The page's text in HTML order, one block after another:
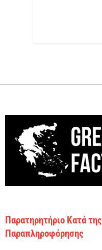
Παρατηρητήριο Κατά της
Παραπληροφόρησης